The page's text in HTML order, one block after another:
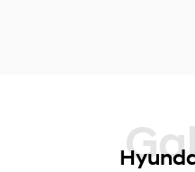
Galerie